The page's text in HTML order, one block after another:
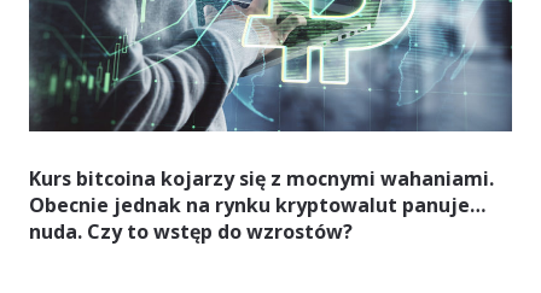
Kurs bitcoina kojarzy się z mocnymi wahaniami.
Obecnie jednak na rynku kryptowalut panuje…
nuda. Czy to wstęp do wzrostów?